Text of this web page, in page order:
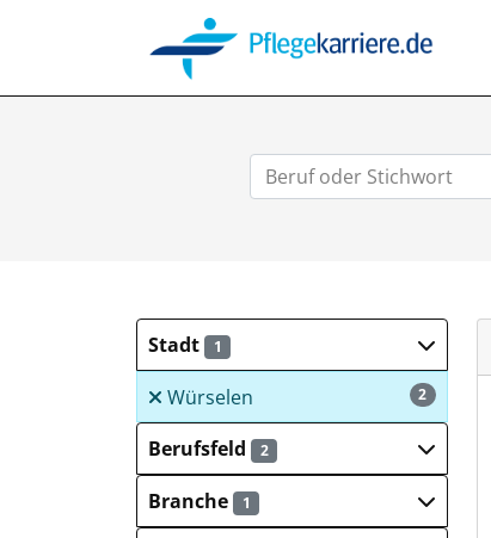
Stadt 1
2
Würselen
Berufsfeld
2
Branche 1